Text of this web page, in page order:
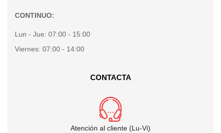
CONTINUO:
Lun - Jue: 07:00 - 15:00
Viernes: 07:00 - 14:00
CONTACTA
Atención al cliente (Lu-Vi)